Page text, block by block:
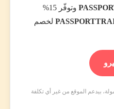
وتوفّر 15%
لخصم
بيدعم الموقع من غير أي تكلفة